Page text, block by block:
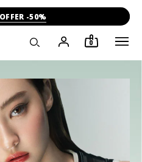
ΣΟΥ ΑΓΟΡΑ
0